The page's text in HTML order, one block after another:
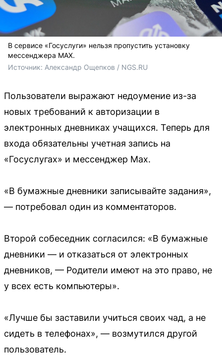
В сервисе «Госуслуги» нельзя пропустить установку
мессенджера MAX.
Источник: Александр Ощепков / NGS.RU
Пользователи выражают недоумение из-за
новых требований к авторизации в
электронных дневниках учащихся. Теперь для
входа обязательны учетная запись на
«Госуслугах» и мессенджер Max.
«В бумажные дневники записывайте задания»,
— потребовал один из комментаторов.
Второй собеседник согласился: «В бумажные
дневники — и отказаться от электронных
дневников, — Родители имеют на это право, не
у всех есть компьютеры».
«Лучше бы заставили учиться своих чад, а не
сидеть в телефонах», — возмутился другой
пользователь.